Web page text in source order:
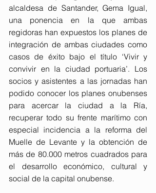
alcaldesa de Santander, Gema Igual,
una ponencia en la que ambas
regidoras han expuestos los planes de
integración de ambas ciudades como
casos de éxito bajo el título ‘Vivir y
convivir en la ciudad portuaria’. Los
socios y asistentes a las jornadas han
podido conocer los planes onubenses
para acercar la ciudad a la Ría,
recuperar todo su frente marítimo con
especial incidencia a la reforma del
Muelle de Levante y la obtención de
más de 80.000 metros cuadrados para
el desarrollo económico, cultural y
social de la capital onubense.